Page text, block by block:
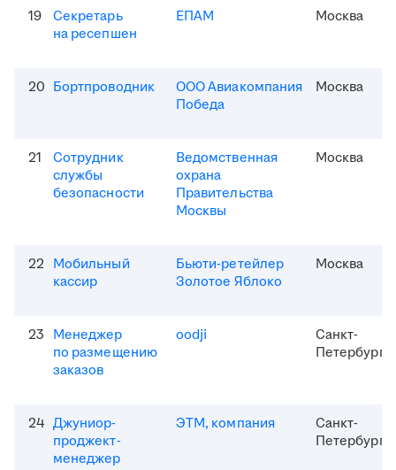
19
Секретарь
на ресепшен
ЕПАМ Москва
20 Бортпроводник
ООО Авиакомпания
Победа
Москва
21
Сотрудник
службы
безопасности
Ведомственная
охрана
Правительства
Москвы
Москва
22 Мобильный
кассир
Бьюти-ретейлер
Золотое Яблоко
Москва
23 Менеджер
по размещению
заказов
oodji
Санкт-
Петербург
24 Джуниор-
проджект-
менеджер
ЭТМ, компания
Санкт-
Петербург